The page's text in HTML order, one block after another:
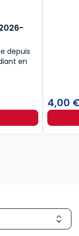
depuis
en
juridiques
4,00